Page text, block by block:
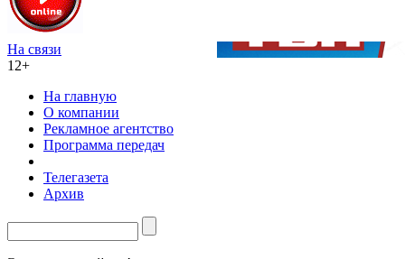
На связи
12+
На главную
О компании
Рекламное агентство
Программа передач
Телегазета
Архив